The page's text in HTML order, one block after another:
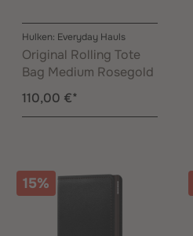
Hulken: Everyday Hauls
Original Rolling Tote
Bag Medium Rosegold
110,00 €*
15%